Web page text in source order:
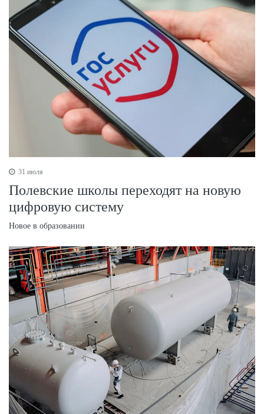
31 июля
Полевские школы переходят на новую
цифровую систему
Новое в образовании